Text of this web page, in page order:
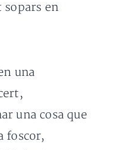
en
una
una cosa que
foscor,